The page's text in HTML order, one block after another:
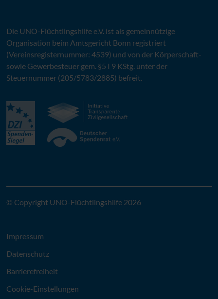
Die UNO-Flüchtlingshilfe e.V.ist als gemeinnützige
Organisation beim Amtsgericht Bonn registriert
(Vereinsregisternummer: 4539) und von der Körperschaft-
sowie Gewerbesteuer gem. §5 I 9 KStg. unter der
Steuernummer (205/5783/2885) befreit.
© Copyright UNO-Flüchtlingshilfe 2026
Impressum
Datenschutz
Barrierefreiheit
Cookie-Einstellungen